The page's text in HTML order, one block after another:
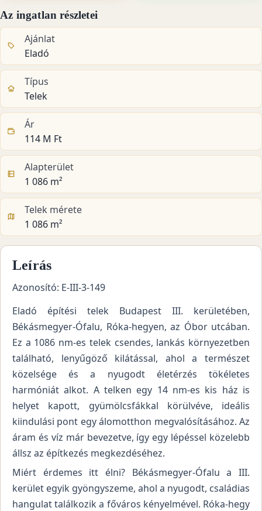
Az ingatlan részletei
Ajánlat
Eladó
Típus
Telek
Ár
114 M Ft
Alapterület
1 086 m²
Telek mérete
1 086 m²
Leírás
Azonosító: E-III-3-149
Eladó építési telek Budapest III. kerületében,
Békásmegyer-Ófalu, Róka-hegyen, az Óbor utcában.
Ez a 1086 nm-es telek csendes, lankás környezetben
található, lenyűgöző kilátással, ahol a természet
közelsége és a nyugodt életérzés tökéletes
harmóniát alkot. A telken egy 14 nm-es kis ház is
helyet kapott, gyümölcsfákkal körülvéve, ideális
kiindulási pont egy álomotthon megvalósításához. Az
áram és víz már bevezetve, így egy lépéssel közelebb
állsz az építkezés megkezdéséhez.
Miért érdemes itt élni? Békásmegyer-Ófalu a III.
kerület egyik gyöngyszeme, ahol a nyugodt, családias
hangulat találkozik a főváros kényelmével. Róka-hegy